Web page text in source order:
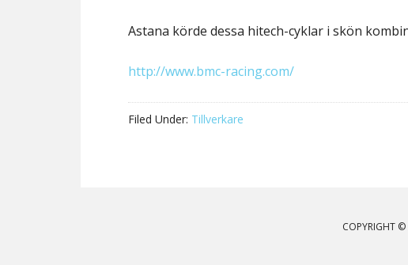
Astana körde dessa hitech-cyklar i skön
http://www.bmc-racing.com/
Filed Under: Tillverkare
COPYRIGHT ©